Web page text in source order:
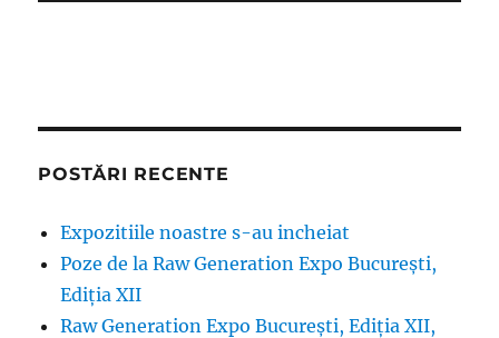
POSTĂRI RECENTE
Expozitiile noastre s-au incheiat
Poze de la Raw Generation Expo București,
Ediția XII
Raw Generation Expo București, Ediția XII,